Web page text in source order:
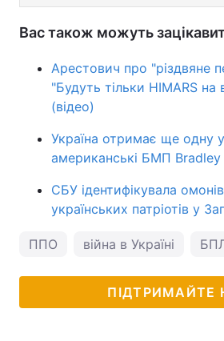
Вас також можуть
Арестович про "різдвяне
"Будуть тільки HIMARS на
(відео)
Україна отримає ще одну
американські БМП Bradley
СБУ ідентифікувала
українських патріотів у
ППО війна в Україні
ПІДТРИМАЙТЕ